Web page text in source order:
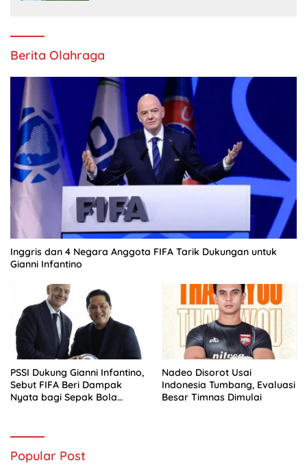
Berita Olahraga
Inggris dan 4 Negara Anggota FIFA Tarik Dukungan untuk
Gianni Infantino
PSSI Dukung Gianni Infantino,
Sebut FIFA Beri Dampak
Nyata bagi Sepak Bola
Nadeo Disorot Usai
Indonesia Tumbang, Evaluasi
Besar Timnas Dimulai
Popular Post